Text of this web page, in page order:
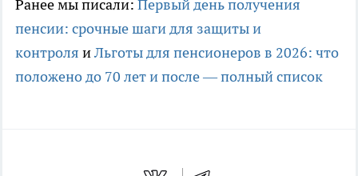
Ранее мы писали: Первый день получения
пенсии: срочные шаги для защиты и
контроля иЛьготы для пенсионеров в 2026: что
положено до 70 лет и после — полный список